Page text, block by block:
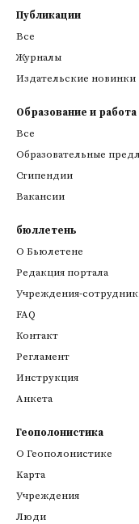
Публикации
Все
Журналы
Издательские новинки
Образование и работа
Все
Образовательные
Стипендии
Вакансии
бюллетень
О Бьюлетене
Редакция портала
Учреждения-
FAQ
Контакт
Регламент
Инструкция
Анкета
Геополонистика
О Геополонистике
Kарта
Учреждения
Люди